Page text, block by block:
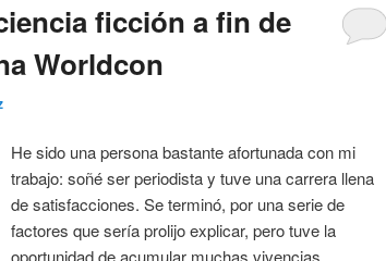
ficción a fin de
Worldcon
He sido una persona bastante afortunada con mi
trabajo: soñé ser periodista y tuve una carrera llena
de satisfacciones. Se terminó, por una serie de
factores que sería prolijo explicar, pero tuve la
oportunidad de acumular muchas vivencias